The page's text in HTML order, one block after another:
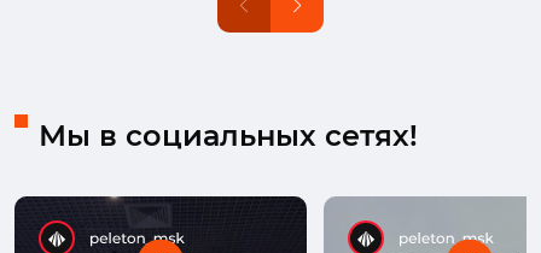
Мы в социальных сетях!